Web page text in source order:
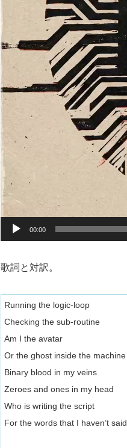
00:00
歌詞と対訳。
Running the logic-loop
Checking the sub-routine
Am I the avatar
Or the ghost inside the machine
Binary blood in my veins
Zeroes and ones in my head
Who is writing the script
For the words that I haven’t said